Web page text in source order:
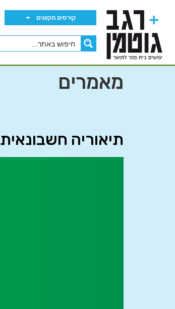
קורסים מקוונים
מאמרים
תיאוריה חשבונאית